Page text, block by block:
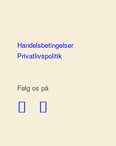
Handelsbetingelser
Privatlivspolitik
Følg os på